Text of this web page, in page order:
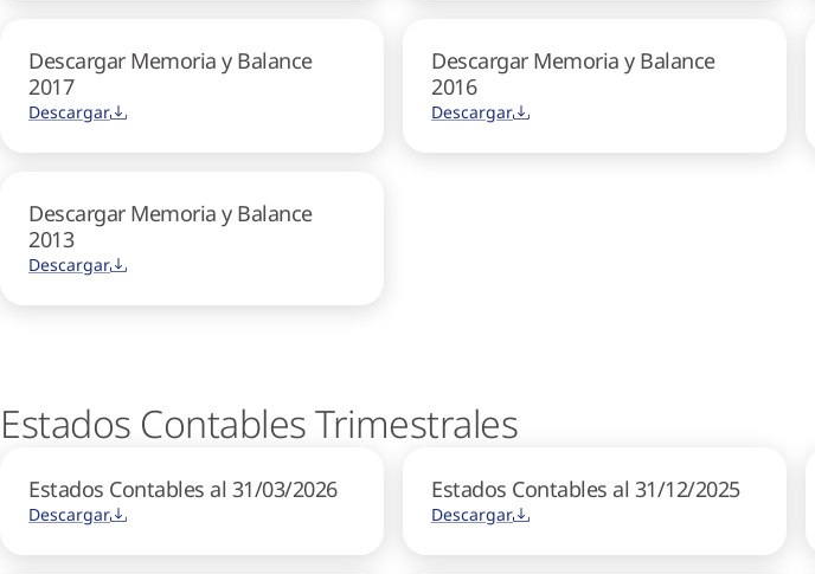
Descargar Memoria y Balance
2017
Descargar
Descargar Memoria y Balance
2016
Descargar
Descargar Memoria y Balance
2013
Descargar
Estados Contables Trimestrales
Estados Contables al 31/03/2026
Descargar
Estados Contables al 31/12/2025
Descargar